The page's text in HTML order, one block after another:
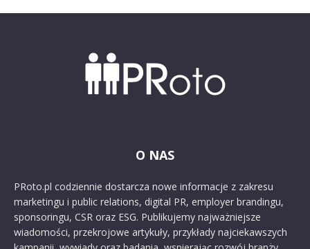
O NAS
PRoto.pl codziennie dostarcza nowe informacje z zakresu
marketingu i public relations, digital PR, employer brandingu,
sponsoringu, CSR oraz ESG. Publikujemy najważniejsze
wiadomości, przekrojowe artykuły, przykłady najciekawszych